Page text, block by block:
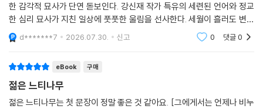
한 감각적 묘사가 단연 돋보인다. 강신재 작가 특유의 세련된 언어와 정교
한 심리 묘사가 지친 일상에 풋풋한 울림을 선사한다. 세월이 흘러도 변하
지 않는 청춘의 빛깔과 순수의 가치를 깨우쳐 주는 고전. 마음을 정화하고
싶을 때 곁에
d*******7 2026.07.30. 신고 0 댓글0
eBook 구매
젊은 느티나무
젊은 느티나무는 첫 문장이 정말 좋은 것 같아요. [그에게서는 언제나 비누